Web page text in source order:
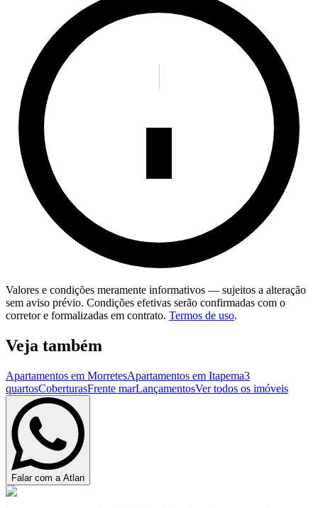
Valores e condições meramente informativos — sujeitos a alteração
sem aviso prévio. Condições efetivas serão confirmadas com o
corretor e formalizadas em contrato. Termos de uso.
Veja também
Apartamentos em MorretesApartamentos em Itapema3
quartosCoberturasFrente marLançamentosVer todos os imóveis
Falar com a Atlan